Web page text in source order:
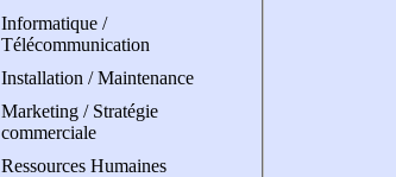
Informatique /
Télécommunication
Installation / Maintenance
Marketing / Stratégie
commerciale
Ressources Humaines